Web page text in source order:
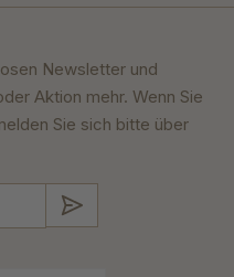
Newsletter und
Aktion mehr. Wenn Sie
Sie sich bitte über